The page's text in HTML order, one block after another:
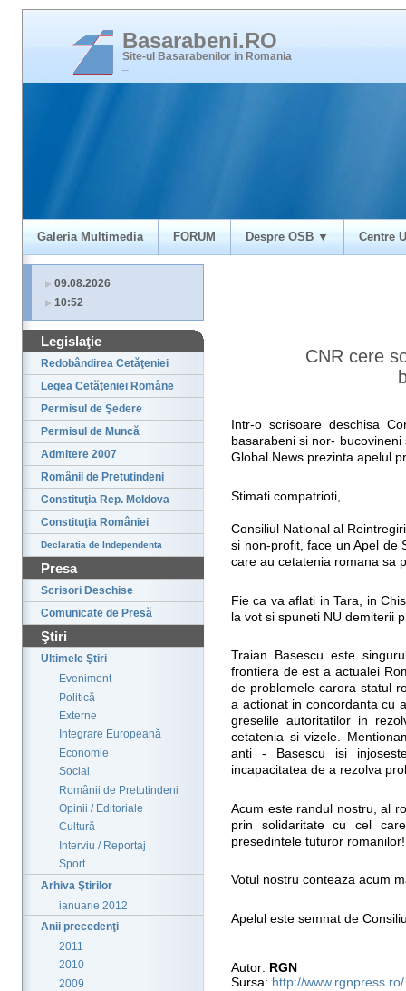
Basarabeni.RO
Site-ul Basarabenilor in Romania
Galeria Multimedia FORUM Despre OSB ▼ Centre
09.08.2026
10:52
Legislaţie
Redobândirea Cetăţeniei
Legea Cetăţeniei Române
Permisul de Şedere
Permisul de Muncă
Admitere 2007
Românii de Pretutindeni
Constituţia Rep. Moldova
Constituţia României
Declaratia de Independenta
Presa
Scrisori Deschise
Comunicate de Presă
Ştiri
Ultimele Ştiri
Eveniment
Politică
Externe
Integrare Europeană
Economie
Social
Românii de Pretutindeni
Opinii / Editoriale
Cultură
Interviu / Reportaj
Sport
Arhiva Ştirilor
ianuarie 2012
Anii precedenţi
2011
2010
2009
CNR cere
Intr-o scrisoare deschisa
basarabeni si nor-
Global News prezinta apelul
Stimati compatrioti,
Consiliul National al
si non-profit, face un Apel de
care au cetatenia romana sa
Fie ca va aflati in Tara, in
la vot si spuneti NU demiterii
Traian Basescu este
frontiera de est a actualei
de problemele carora statul
a actionat in concordanta cu
greselile autoritatilor in
cetatenia si vizele.
anti - Basescu isi
incapacitatea de a rezolva
Acum este randul nostru, al
prin solidaritate cu cel
presedintele tuturor romanilor!
Votul nostru conteaza acum
Apelul este semnat de
Autor: RGN
Sursa: http://www.rgnpress.ro/